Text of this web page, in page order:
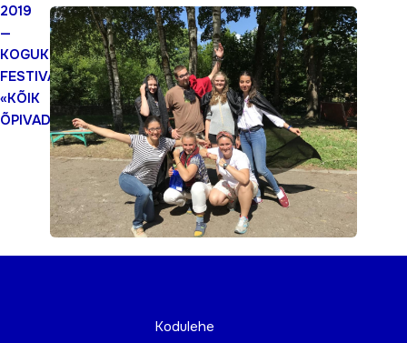
2019
—
KOGUKONNAÕPPE
FESTIVAL
«KÕIK
ÕPIVAD»
Kodulehe